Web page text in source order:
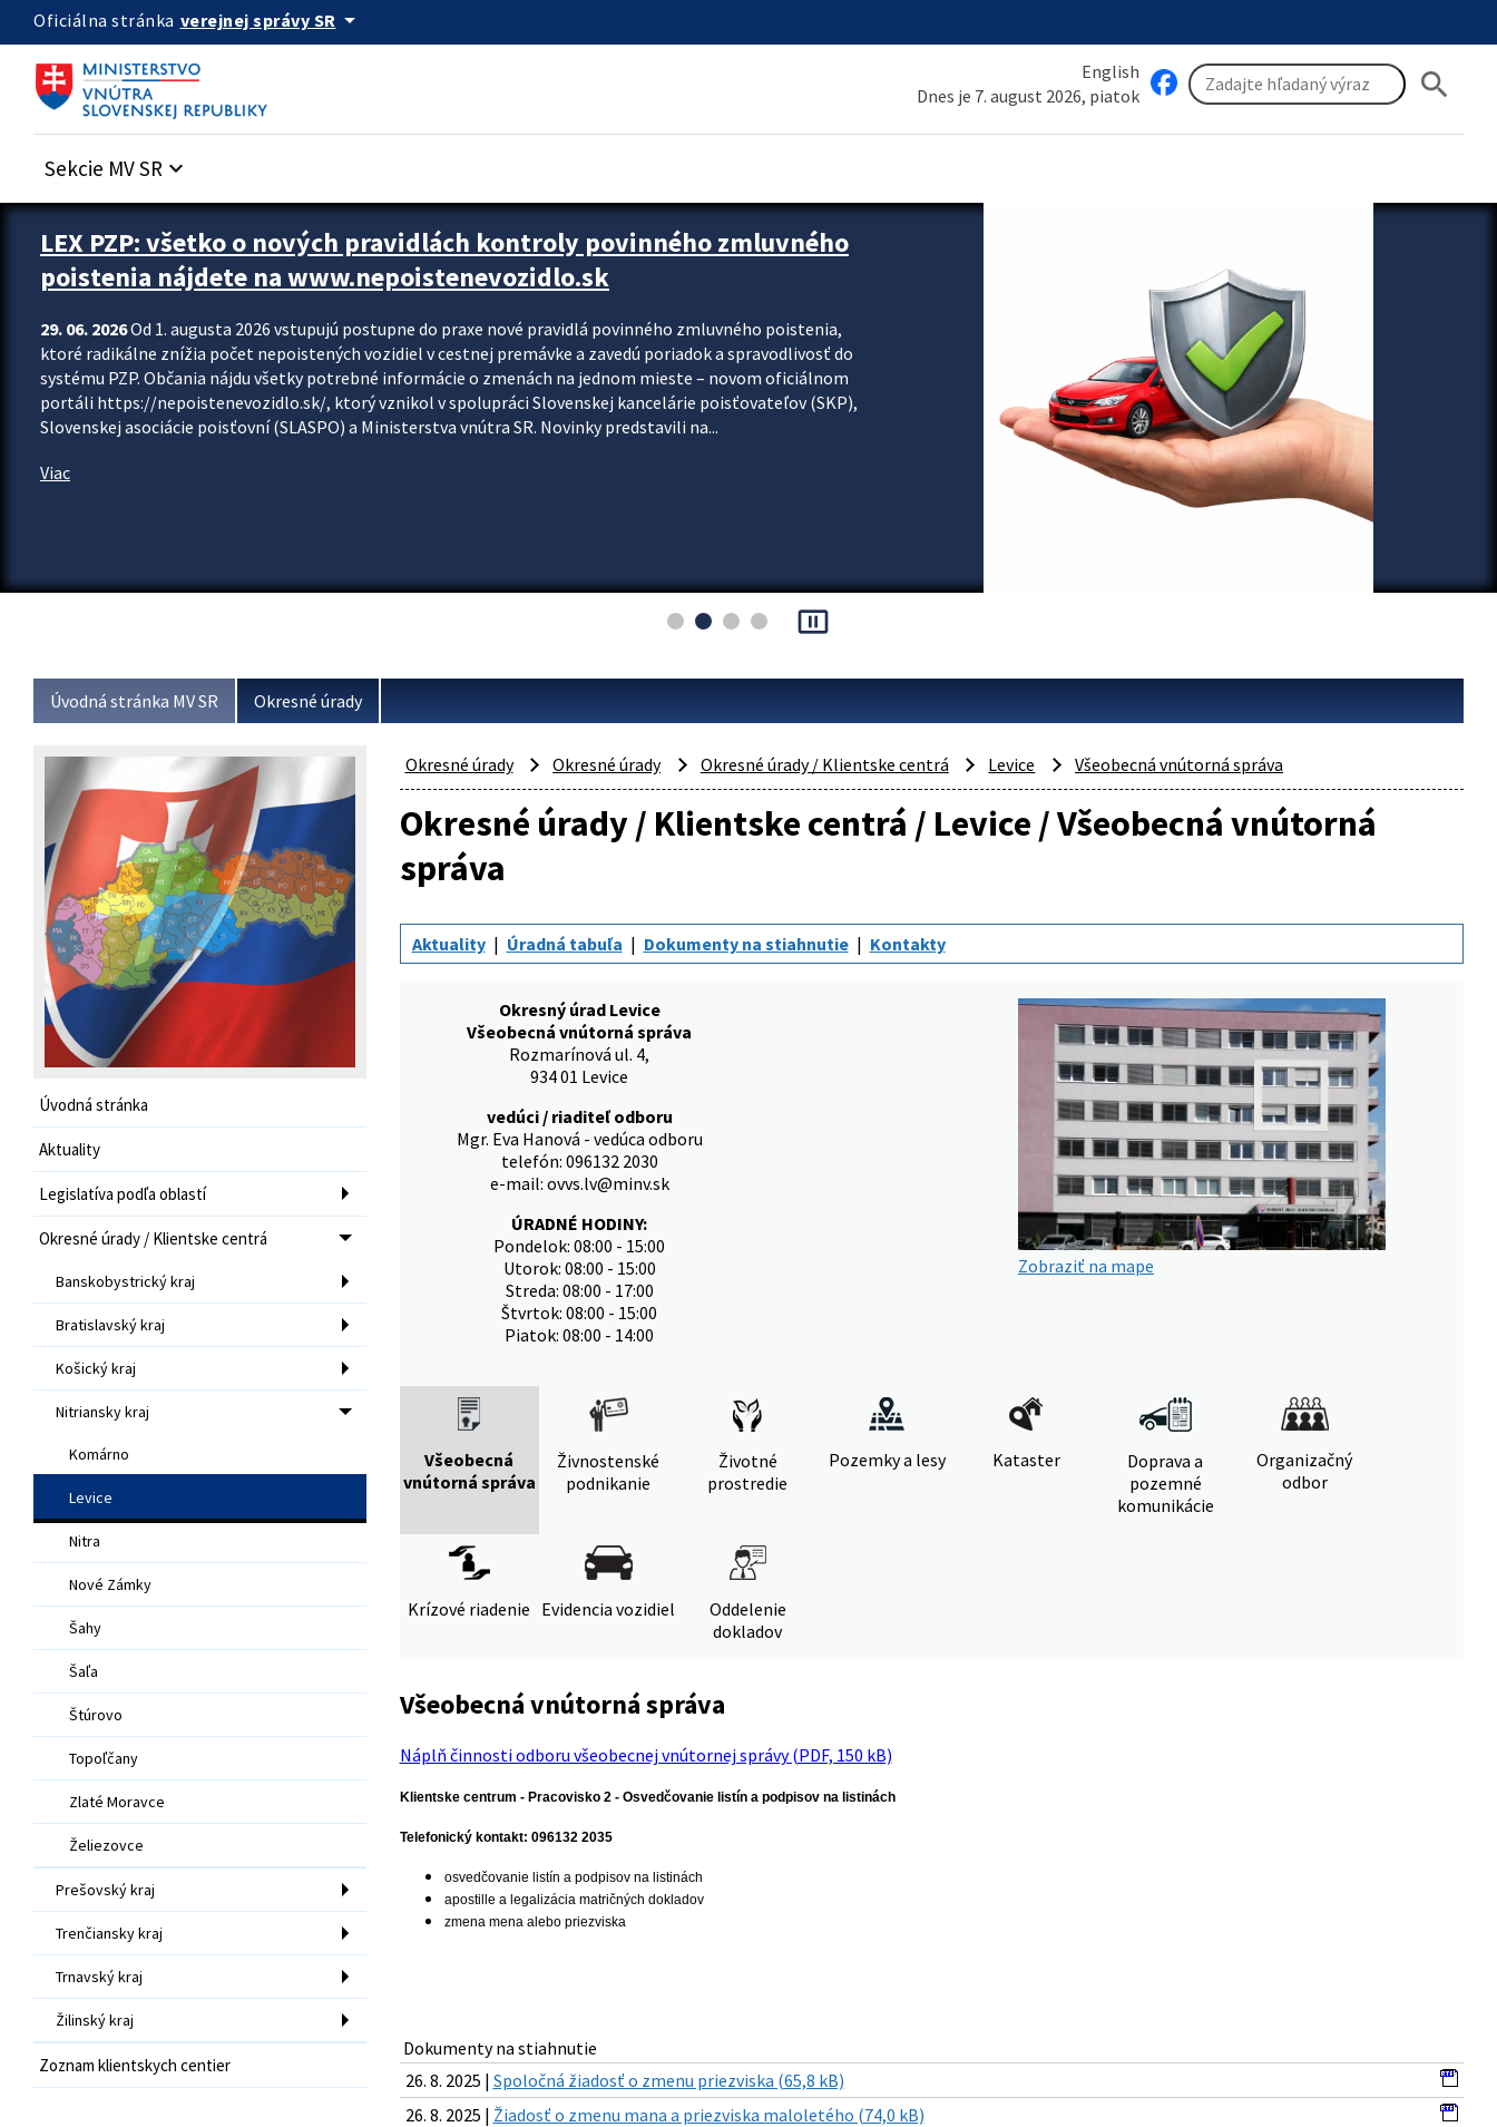
Preskocit na hlavný obsah
Oficiálna stránka verejnej správy SR arrow_drop_down
English
Dnes je 7. august 2026, piatok
search
Sekcie MV SR keyboard_arrow_down
Zastavit automatický posun upútavok
LEX PZP: všetko o nových pravidlách kontroly povinného zmluvného
poistenia nájdete na www.nepoistenevozidlo.sk
29. 06. 2026Od 1. augusta 2026 vstupujú postupne do praxe nové pravidlá povinného zmluvného poistenia,
ktoré radikálne znížia počet nepoistených vozidiel v cestnej premávke a zavedú poriadok a spravodlivosť do
systému PZP. Občania nájdu všetky potrebné informácie o zmenách na jednom mieste – novom oficiálnom
portáli https://nepoistenevozidlo.sk/, ktorý vznikol v spolupráci Slovenskej kancelárie poisťovateľov (SKP),
Slovenskej asociácie poisťovní (SLASPO) a Ministerstva vnútra SR. Novinky predstavili na...
Viac
pause_presentation
Úvodná stránka MV SR Okresné úrady
Úvodná stránka
Aktuality
Legislatíva podľa oblastí
Okresné úrady / Klientske centrá
Banskobystrický kraj
Bratislavský kraj
Košický kraj
Nitriansky kraj
Komárno
Levice
Nitra
Nové Zámky
Šahy
Šaľa
Štúrovo
Topoľčany
Zlaté Moravce
Želiezovce
Prešovský kraj
Trenčiansky kraj
Trnavský kraj
Žilinský kraj
Zoznam klientskych centier
Okresné úrady Okresné úrady Okresné úrady / Klientske centrá Levice Všeobecná vnútorná správa
Okresné úrady / Klientske centrá / Levice / Všeobecná vnútorná
správa
Aktuality Úradná tabuľa Dokumenty na stiahnutie Kontakty
Okresný úrad Levice
Všeobecná vnútorná správa
Rozmarínová ul. 4,
934 01 Levice
vedúci / riaditeľ odboru
Mgr. Eva Hanová - vedúca odboru
telefón: 096132 2030
e-mail: ovvs.lv@minv.sk
ÚRADNÉ HODINY:
Pondelok: 08:00 - 15:00
Utorok: 08:00 - 15:00
Streda: 08:00 - 17:00
Štvrtok: 08:00 - 15:00
Piatok: 08:00 - 14:00
Zobraziť na mape
Všeobecná
vnútorná správa
Živnostenské
podnikanie
Životné
prostredie
Pozemky a lesy Kataster
Doprava a
pozemné
komunikácie
Organizačný
odbor
Krízové riadenie Evidencia vozidiel
Oddelenie
dokladov
Všeobecná vnútorná správa
Náplň činnosti odboru všeobecnej vnútornej správy (PDF, 150 kB)
Klientske centrum - Pracovisko 2 - Osvedčovanie listín a podpisov na listinách
Telefonický kontakt: 096132 2035
osvedčovanie listín a podpisov na listinách
apostille a legalizácia matričných dokladov
zmena mena alebo priezviska
Dokumenty na stiahnutie
26. 8. 2025 | Spoločná žiadosť o zmenu priezviska (65,8 kB)
26. 8. 2025 | Žiadosť o zmenu mana a priezviska maloletého (74,0 kB)